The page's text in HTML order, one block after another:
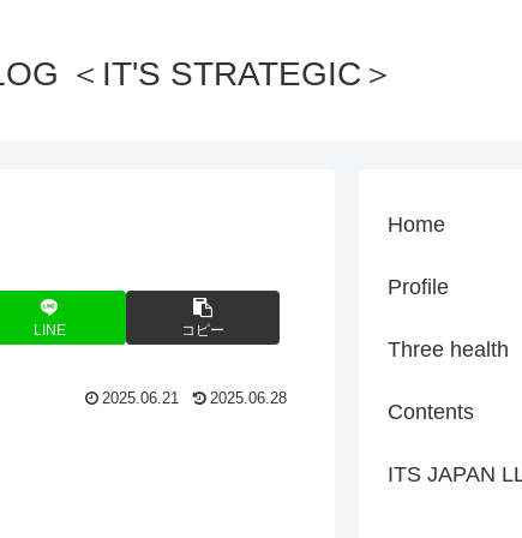
＜IT'S STRATEGIC＞
LINE コピー
2025.06.21 2025.06.28
Home
Profile
Three health
Contents
ITS JAPAN